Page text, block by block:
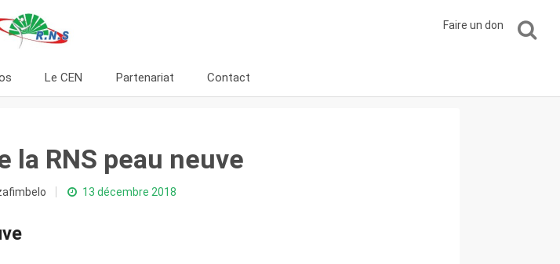
Faire un don
Le CEN Partenariat Contact
la RNS peau neuve
13 décembre 2018
peau neuve